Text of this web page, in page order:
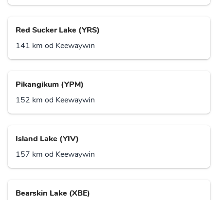
Red Sucker Lake (YRS)
141 km od Keewaywin
Pikangikum (YPM)
152 km od Keewaywin
Island Lake (YIV)
157 km od Keewaywin
Bearskin Lake (XBE)